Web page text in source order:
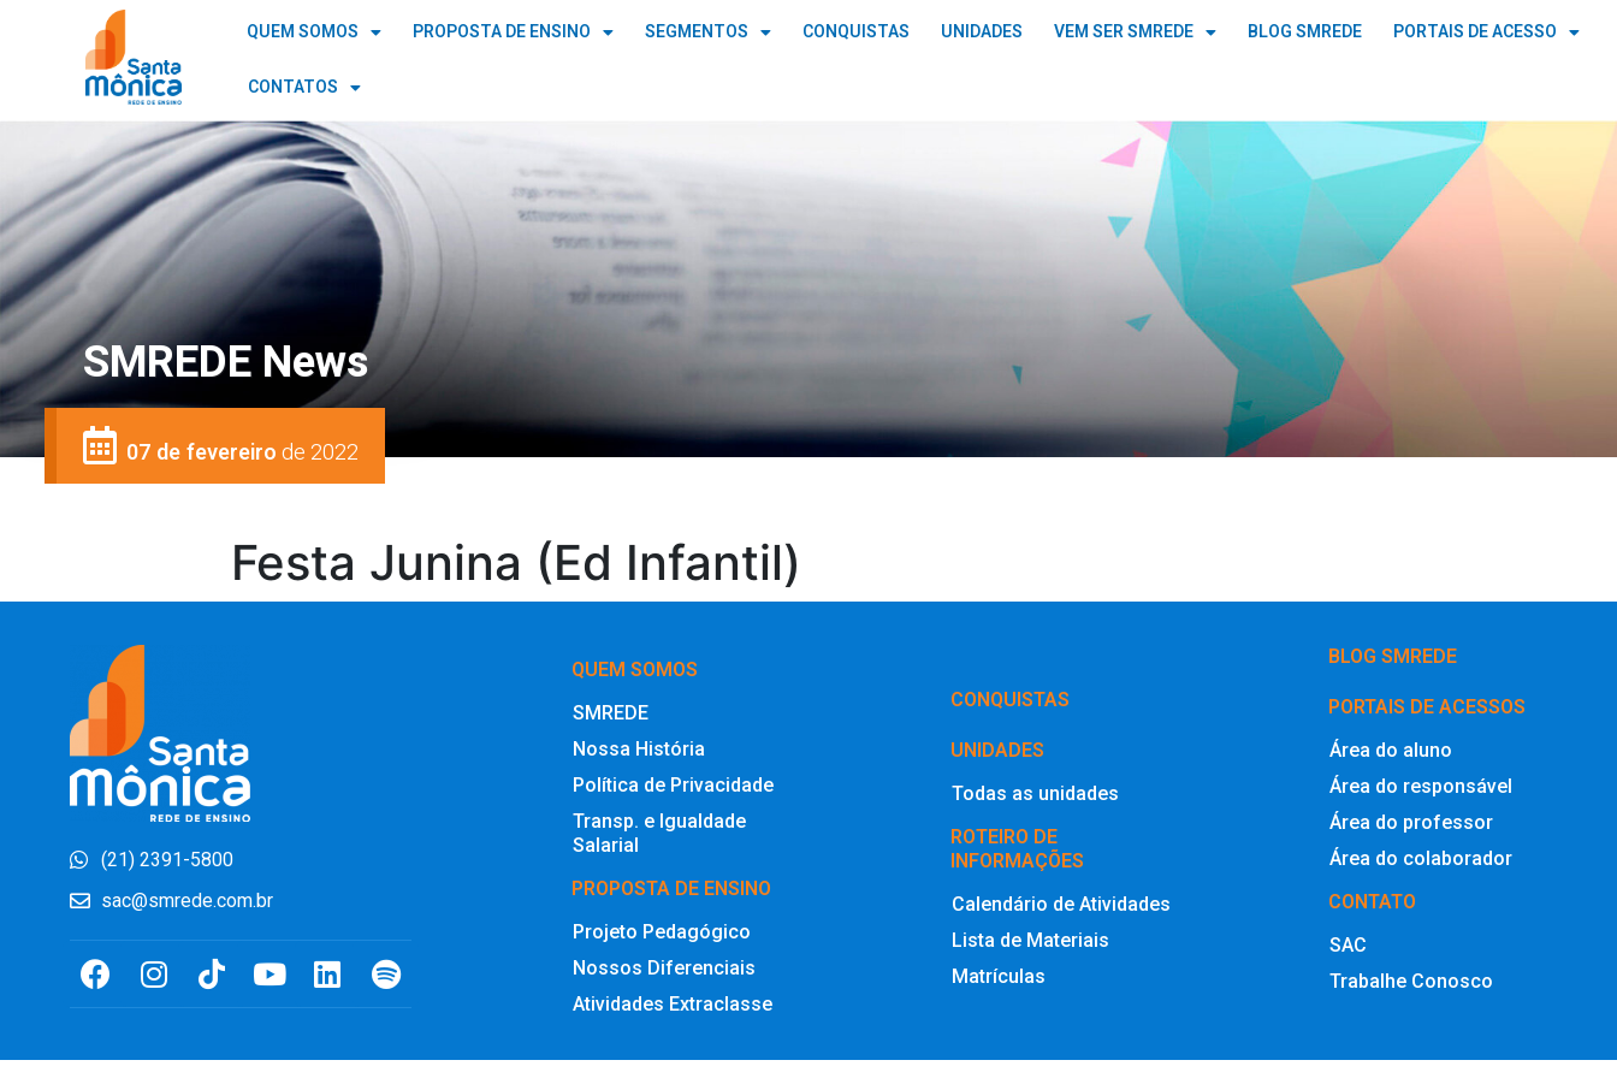
QUEM SOMOS PROPOSTA DE ENSINO SEGMENTOS CONQUISTAS UNIDADES VEM SER SMREDE BLOG SMREDE PORTAIS DE ACESSO
CONTATOS
SMREDE News
07 de fevereirode 2022
Festa Junina (Ed Infantil)
(21) 2391-5800
sac@smrede.com.br
QUEM SOMOS
SMREDE
Nossa História
Política de Privacidade
Transp. e Igualdade
Salarial
PROPOSTA DE ENSINO
Projeto Pedagógico
Nossos Diferenciais
Atividades Extraclasse
‎CONQUISTAS
UNIDADES
Todas as unidades
ROTEIRO DE
INFORMAÇÕES
Calendário de Atividades
Lista de Materiais
Matrículas
BLOG SMREDE
PORTAIS DE ACESSOS
Área do aluno
Área do responsável
Área do professor
Área do colaborador
CONTATO
SAC
Trabalhe Conosco